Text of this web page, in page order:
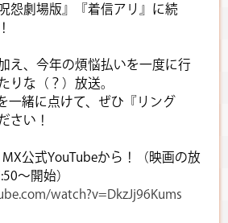
怨劇場版』『着信アリ』に続
え、今年の煩悩払いを一度に行
りな（？）放送。
一緒に点けて、ぜひ『リング
さい！
MX公式YouTubeから！（映画の放
～開始）
watch?v=DkzJj96Kums